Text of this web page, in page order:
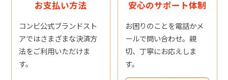
お支払い方法
コンビ公式ブランドスト
アではさまざまな決済方
法をご利用いただけま
す。
安心のサポート体制
お困りのことを電話かメ
ールで問い合わせ。親
切、丁寧にお応えしま
す。